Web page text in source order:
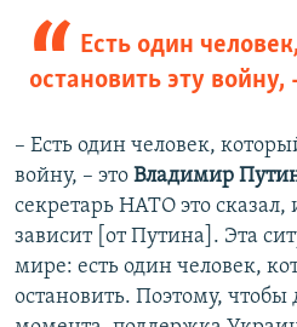
Есть один
остановить эту
– Есть один человек,
войну, – это Владимир
секретарь НАТО это сказал,
зависит [от Путина]. Эта
мире: есть один человек,
остановить. Поэтому, чтобы